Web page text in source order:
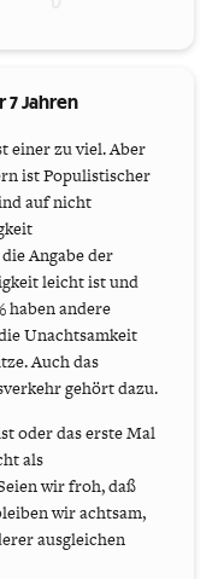
7 Jahren
einer zu viel. Aber
ist Populistischer
auf nicht
Angabe der
leicht ist und
haben andere
Unachtsamkeit
Auch das
gehört dazu.
oder das erste Mal
als
wir froh, daß
wir achtsam,
ausgleichen